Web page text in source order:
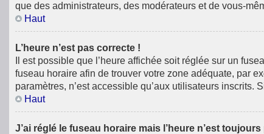
que des administrateurs, des modérateurs et de vous-
Haut
L’heure n’est pas correcte !
Il est possible que l’heure affichée soit réglée sur un
fuseau horaire afin de trouver votre zone adéquate, par
paramètres, n’est accessible qu’aux utilisateurs inscrits.
Haut
J’ai réglé le fuseau horaire mais l’heure n’est